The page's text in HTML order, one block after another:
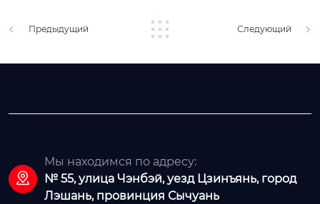
Предыдущий Следующий

Мы находимся по адресу:
№ 55, улица Чэнбэй, уезд Цзинъянь, город
Лэшань, провинция Сычуань